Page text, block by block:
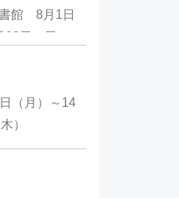
8月1日
日（日）
の間、
（月）～14
）